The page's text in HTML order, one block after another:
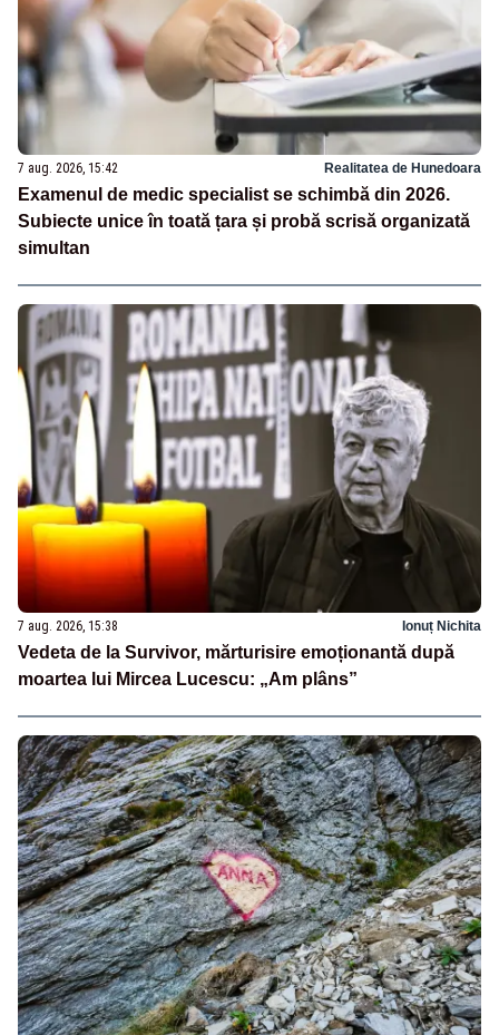
7 aug. 2026, 15:42 Realitatea de Hunedoara
Examenul de medic specialist se schimbă din 2026.
Subiecte unice în toată țara și probă scrisă organizată
simultan
7 aug. 2026, 15:38 Ionuț Nichita
Vedeta de la Survivor, mărturisire emoționantă după
moartea lui Mircea Lucescu: „Am plâns”